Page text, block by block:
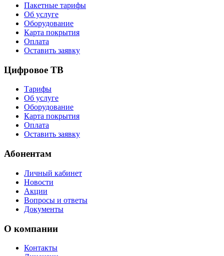
Пакетные тарифы
Об услуге
Оборудование
Карта покрытия
Оплата
Оставить заявку
Цифровое ТВ
Тарифы
Об услуге
Оборудование
Карта покрытия
Оплата
Оставить заявку
Абонентам
Личный кабинет
Новости
Акции
Вопросы и ответы
Документы
О компании
Контакты